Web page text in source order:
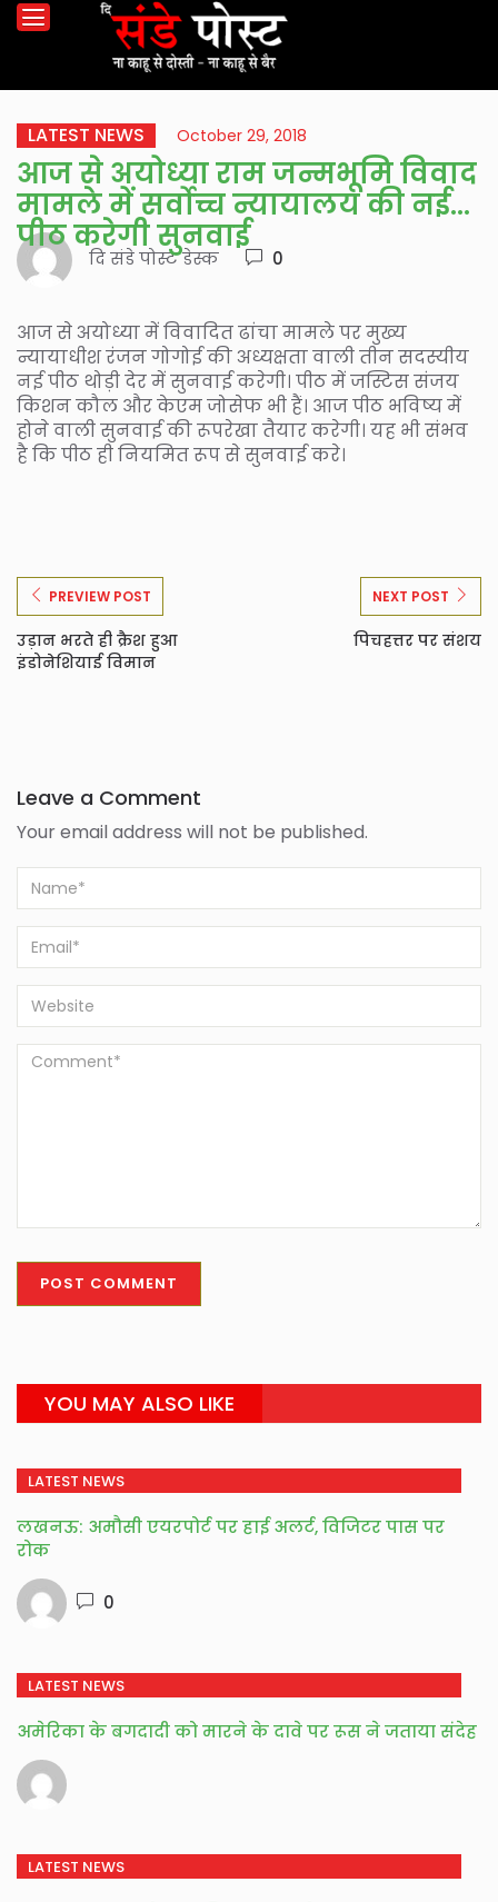
LATEST NEWS October 29, 2018
आज से अयोध्या राम जन्मभूमि विवाद
मामले में सर्वोच्च न्यायालय की नई
पीठ करेगी सुनवाई
दि संडे पोस्ट डेस्क 0
आज से अयोध्या में विवादित ढांचा मामले पर मुख्य
न्यायाधीश रंजन गोगोई की अध्यक्षता वाली तीन सदस्यीय
नई पीठ थोड़ी देर में सुनवाई करेगी। पीठ में जस्टिस संजय
किशन कौल और केएम जोसेफ भी हैं। आज पीठ भविष्य में
होने वाली सुनवाई की रूपरेखा तैयार करेगी। यह भी संभव
है कि पीठ ही नियमित रूप से सुनवाई करे।
PREVIEW POST
उड़ान भरते ही क्रैश हुआ
इंडोनेशियाई विमान
NEXT POST
पिचहत्तर पर संशय
Leave a Comment
Your email address will not be published.
YOU MAY ALSO LIKE
LATEST NEWS
लखनऊ: अमौसी एयरपोर्ट पर हाई अलर्ट, विजिटर पास पर
रोक
0
LATEST NEWS
अमेरिका के बगदादी को मारने के दावे पर रूस ने जताया संदेह
LATEST NEWS